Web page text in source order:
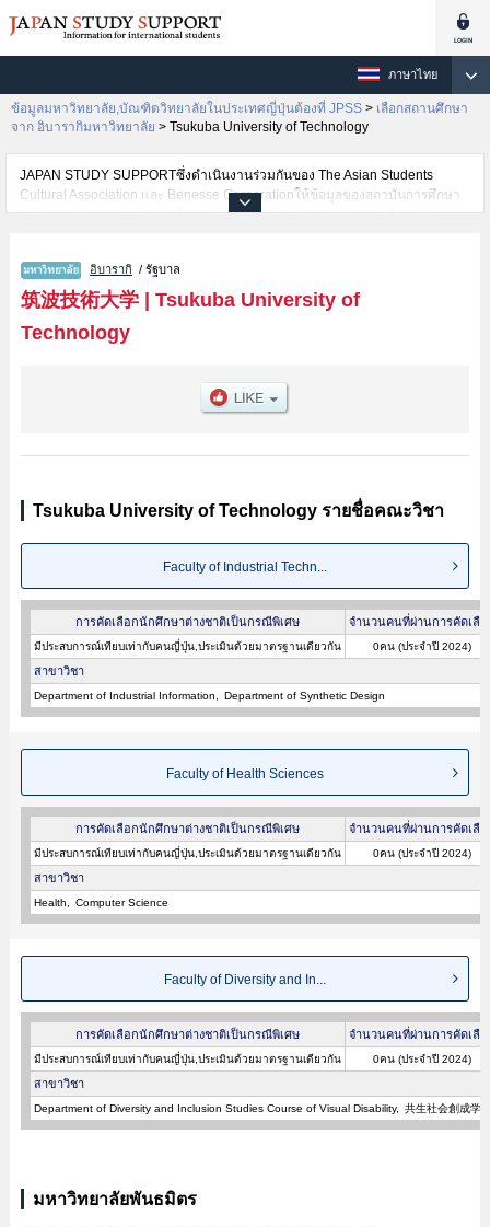
ภาษาไทย
ข้อมูลมหาวิทยาลัย,บัณฑิตวิทยาลัยในประเทศญี่ปุ่นต้องที่ JPSS > เลือกสถานศึกษา
จาก อิบารากิมหาวิทยาลัย > Tsukuba University of Technology
JAPAN STUDY SUPPORTซึ่งดำเนินงานร่วมกันของ The Asian Students
Cultural Association และ Benesse Corporationให้ข้อมูลของสถาบันการศึกษา
ระดับมหาวิทยาลัย・บัณฑิตวิทยาลัย・วิทยาลัยระดับอนุปริญญา・วิทยาลัย
สำหรับนักศึกษาต่างชาติเช่นข้อมูลของแต่ละคณะ,ข้อมูลการสอบคัดเลือกเข้า
ศึกษาเช่นจำนวนคนที่รับสมัครหรือจำนวนคนที่ผ่านการสอบคัดเลือก
เป็นต้น,แนะนำสถานที่,การเดินทางเป็นต้นไว้ด้วยดังนั้นขอเชิญใช้บริการค้นหา
ข้อมูลตามอัธยาศัย
อิบารากิ / รัฐบาล
筑波技術大学| Tsukuba University of
Technology
Tsukuba University of Technology รายชื่อคณะวิชา
Faculty of Industrial Techn...
การคัดเลือกนักศึกษาต่างชาติเป็นกรณีพิเศษ จำนวนคนที่ผ่านการคัดเลือ
มีประสบการณ์เทียบเท่ากับคนญี่ปุ่น,ประเมินด้วยมาตรฐานเดียวกัน 0คน (ประจำปี 2024)
สาขาวิชา
Department of Industrial Information Department of Synthetic Design
Faculty of Health Sciences
การคัดเลือกนักศึกษาต่างชาติเป็นกรณีพิเศษ จำนวนคนที่ผ่านการคัดเลือ
มีประสบการณ์เทียบเท่ากับคนญี่ปุ่น,ประเมินด้วยมาตรฐานเดียวกัน 0คน (ประจำปี 2024)
สาขาวิชา
Health Computer Science
Faculty of Diversity and In...
การคัดเลือกนักศึกษาต่างชาติเป็นกรณีพิเศษ จำนวนคนที่ผ่านการคัดเลือ
มีประสบการณ์เทียบเท่ากับคนญี่ปุ่น,ประเมินด้วยมาตรฐานเดียวกัน 0คน (ประจำปี 2024)
สาขาวิชา
Department of Diversity and Inclusion Studies Course of Visual Disability 共生社会創成学
มหาวิทยาลัยพันธมิตร